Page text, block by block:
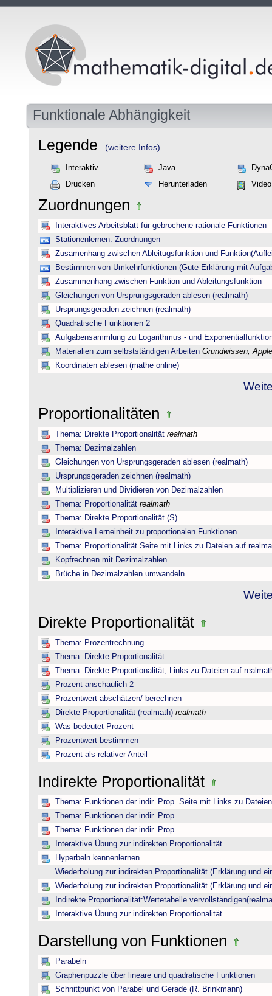
Funktionale Abhängigkeit
Legende (weitere Infos)
Interaktiv Java
Drucken
Herunterladen Video
Zuordnungen
Interaktives Arbeitsblatt für gebrochene rationale Funktionen
Stationenlernen: Zuordnungen
Zusamenhang zwischen Ableitugsfunktion und
Bestimmen von Umkehrfunktionen (Gute Erklärung mit
Zusammenhang zwischen Funktion und Ableitungsfunktion
Gleichungen von Ursprungsgeraden ablesen (realmath)
Ursprungsgeraden zeichnen (realmath)
Quadratische Funktionen 2
Aufgabensammlung zu Logarithmus - und
Materialien zum selbstständigen Arbeiten Grundwissen,
Koordinaten ablesen (mathe online)
Proportionalitäten
Thema: Direkte Proportionalität realmath
Thema: Dezimalzahlen
Gleichungen von Ursprungsgeraden ablesen (realmath)
Ursprungsgeraden zeichnen (realmath)
Multiplizieren und Dividieren von Dezimalzahlen
Thema: Proportionalität realmath
Thema: Direkte Proportionalität (S)
Interaktive Lerneinheit zu proportionalen Funktionen
Thema: Proportionalität Seite mit Links zu Dateien auf
Kopfrechnen mit Dezimalzahlen
Brüche in Dezimalzahlen umwandeln
Direkte Proportionalität
Thema: Prozentrechnung
Thema: Direkte Proportionalität
Thema: Direkte Proportionalität, Links zu Dateien auf
Prozent anschaulich 2
Prozentwert abschätzen/ berechnen
Direkte Proportionalität (realmath) realmath
Was bedeutet Prozent
Prozentwert bestimmen
Prozent als relativer Anteil
Indirekte Proportionalität
Thema: Funktionen der indir. Prop. Seite mit Links zu
Thema: Funktionen der indir. Prop.
Thema: Funktionen der indir. Prop.
Interaktive Übung zur indirekten Proportionalität
Hyperbeln kennenlernen
Wiederholung zur indirekten Proportionalität (Erklärung und
Wiederholung zur indirekten Proportionalität (Erklärung und
Indirekte Proportionalität:Wertetabelle
Interaktive Übung zur indirekten Proportionalität
Darstellung von Funktionen
Parabeln
Graphenpuzzle über lineare und quadratische Funktionen
Schnittpunkt von Parabel und Gerade (R. Brinkmann)